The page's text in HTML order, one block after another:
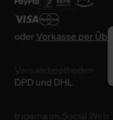
oderVorkasse per
DPD und DHL